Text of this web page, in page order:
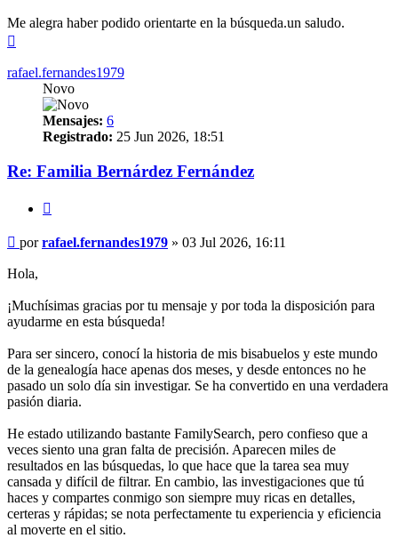
Me alegra haber podido orientarte en la búsqueda.un saludo.
rafael.fernandes1979
Novo
Mensajes: 6
Registrado: 25 Jun 2026, 18:51
Re: Familia Bernárdez Fernández
Mensaje
porrafael.fernandes1979 » 03 Jul 2026, 16:11
Hola,
¡Muchísimas gracias por tu mensaje y por toda la disposición para
ayudarme en esta búsqueda!
Para ser sincero, conocí la historia de mis bisabuelos y este mundo
de la genealogía hace apenas dos meses, y desde entonces no he
pasado un solo día sin investigar. Se ha convertido en una verdadera
pasión diaria.
He estado utilizando bastante FamilySearch, pero confieso que a
veces siento una gran falta de precisión. Aparecen miles de
resultados en las búsquedas, lo que hace que la tarea sea muy
cansada y difícil de filtrar. En cambio, las investigaciones que tú
haces y compartes conmigo son siempre muy ricas en detalles,
certeras y rápidas; se nota perfectamente tu experiencia y eficiencia
al moverte en el sitio.